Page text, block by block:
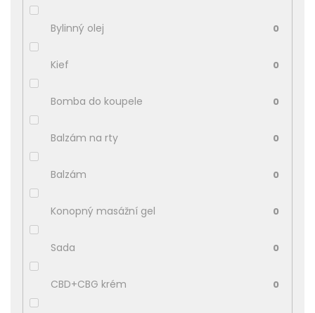
Bylinný olej 0
Kief 0
Bomba do koupele 0
Balzám na rty 0
Balzám 0
Konopný masážní gel 0
Sada 0
CBD+CBG krém 0